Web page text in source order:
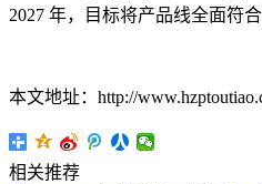
2027 年，目标将产品线全面符
本文地址：http://
相关推荐